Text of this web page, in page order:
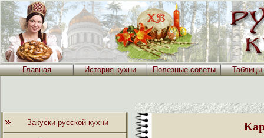
Главная История кухни Полезные советы
Закуски русской кухни